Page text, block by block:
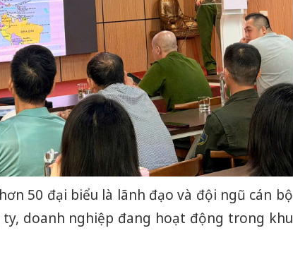
50 đại biểu là lãnh đạo và đội ngũ cán bộ
ty, doanh nghiệp đang hoạt động trong khu